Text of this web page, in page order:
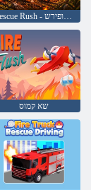
Rescue Rush - רעי תופירש
שא קמוס